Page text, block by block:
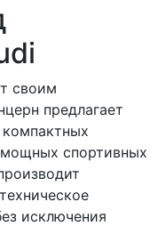
своим
предлагает
спортивных
исключения